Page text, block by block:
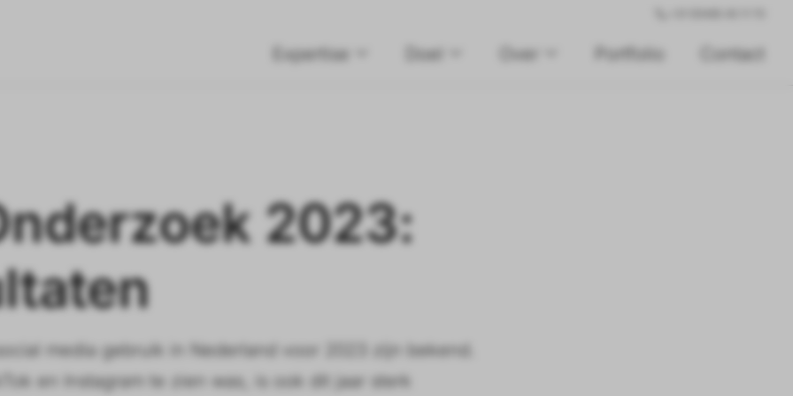
Expertise Doel Over Portfolio Contact
2023:
media gebruik in Nederland voor 2023 zijn bekend.
en Instagram te zien was, is ook dit jaar sterk